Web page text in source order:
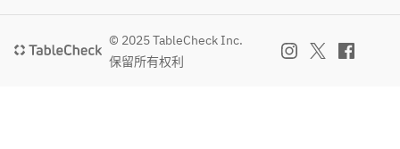
© 2025 TableCheck Inc.
保留所有权利